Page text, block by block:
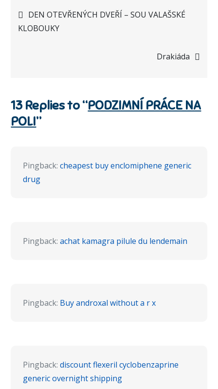
Navigace
pro
DEN OTEVŘENÝCH DVEŘÍ – SOU VALAŠSKÉ
KLOBOUKY
Drakiáda
13 Replies to “PODZIMNÍ PRÁCE NA
POLI”
Pingback:cheapest buy enclomiphene generic
drug
Pingback:achat kamagra pilule du lendemain
Pingback: Buy androxal without a r x
Pingback:discount flexeril cyclobenzaprine
generic overnight shipping